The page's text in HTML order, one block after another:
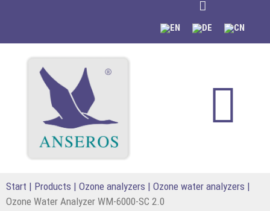
Start | Products | Ozone analyzers | Ozone water analyzers |
Ozone Water Analyzer WM-6000-SC 2.0